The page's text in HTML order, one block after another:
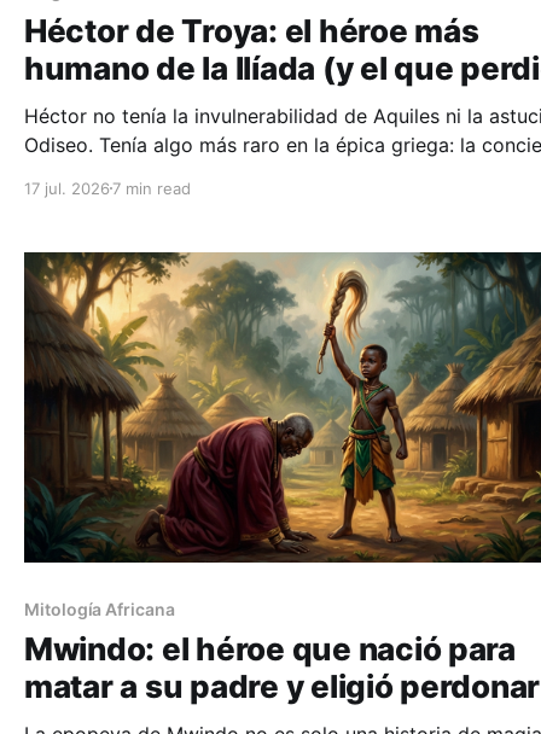
Héctor de Troya: el héroe más
humano de la Ilíada (y el que
Héctor no tenía la invulnerabilidad de Aquiles ni la
Odiseo. Tenía algo más raro en la épica griega: la
17 jul. 2026 7 min read
Mitología Africana
Mwindo: el héroe que nació para
matar a su padre y eligió